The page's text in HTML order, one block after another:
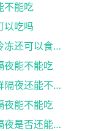
不能吃
以吃吗
煮熟的菜放冷冻能吃吗 煮熟的菜放冷冻还可以食用吗
夜能不能吃
煮熟的海鲜隔夜还能吃吗 煮熟的海鲜隔夜还能不能吃
夜能不能吃
煮熟的海螺隔夜能吃吗 煮熟的海螺隔夜是否还能吃